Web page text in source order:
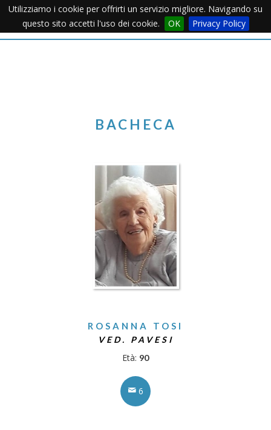
Utilizziamo i cookie per offrirti un servizio migliore. Navigando su
questo sito accetti l'uso dei cookie.
OK Privacy PolicyMenu
BACHECA
ROSANNA TOSI
VED. PAVESI
Età: 90
6